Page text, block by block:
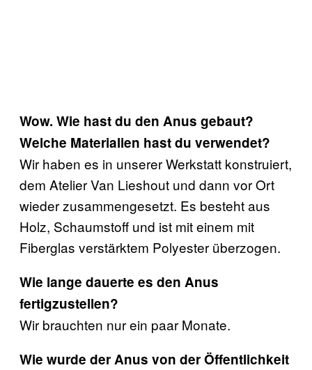
Wow. Wie hast du den Anus gebaut?
Welche Materialien hast du verwendet?
Wir haben es in unserer Werkstatt konstruiert,
dem Atelier Van Lieshout und dann vor Ort
wieder zusammengesetzt. Es besteht aus
Holz, Schaumstoff und ist mit einem mit
Fiberglas verstärktem Polyester überzogen.
Wie lange dauerte es den Anus
fertigzustellen?
Wir brauchten nur ein paar Monate.
Wie wurde der Anus von der Öffentlichkeit